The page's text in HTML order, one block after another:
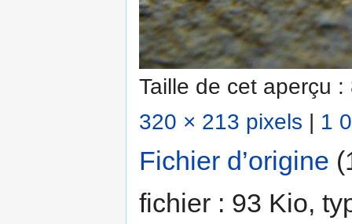
Taille de cet aperçu :
320 × 213 pixels | 1
Fichier d’origine
fichier : 93 Kio,